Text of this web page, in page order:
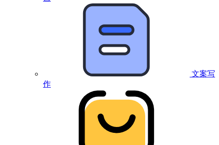
文案写
作